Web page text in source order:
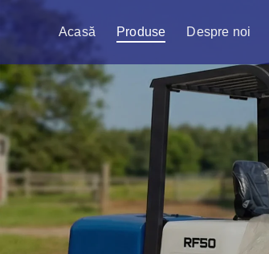
Acasă Produse Despre noi